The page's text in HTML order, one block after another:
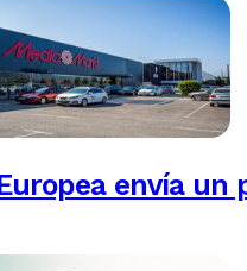
envía un